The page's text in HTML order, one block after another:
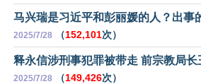
马兴瑞是习近平和彭丽媛的人？出事
2025/7/28 （152,101次）
释永信涉刑事犯罪被带走 前宗教局长
2025/7/28 （149,426次）